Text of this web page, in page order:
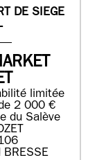
DE SIEGE
limitée
2 000 €
du Salève
BRESSE